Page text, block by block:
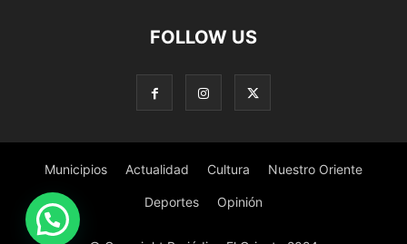
FOLLOW US
Municipios Actualidad Cultura Nuestro Oriente
Deportes Opinión